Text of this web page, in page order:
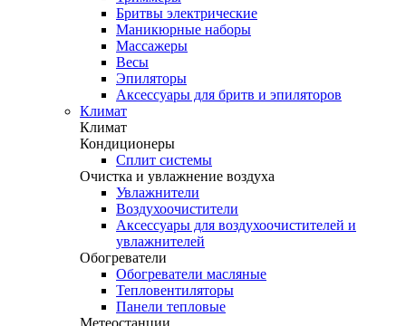
Бритвы электрические
Маникюрные наборы
Массажеры
Весы
Эпиляторы
Аксессуары для бритв и эпиляторов
Климат
Климат
Кондиционеры
Сплит системы
Очистка и увлажнение воздуха
Увлажнители
Воздухоочистители
Аксессуары для воздухоочистителей и
увлажнителей
Обогреватели
Обогреватели масляные
Тепловентиляторы
Панели тепловые
Метеостанции